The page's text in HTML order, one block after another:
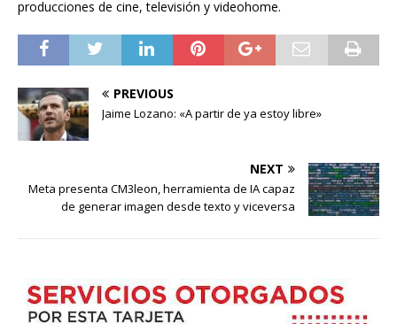
producciones de cine, televisión y videohome.
PREVIOUS
Jaime Lozano: «A partir de ya estoy libre»
NEXT
Meta presenta CM3leon, herramienta de IA capaz
de generar imagen desde texto y viceversa